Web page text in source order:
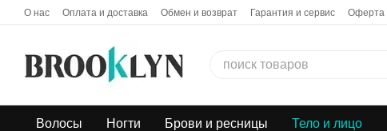
Перейти к основному контенту
О нас Оплата и доставка Обмен и возврат Гарантия и сервис Оферта
Волосы Ногти Брови и ресницы Тело и лицо